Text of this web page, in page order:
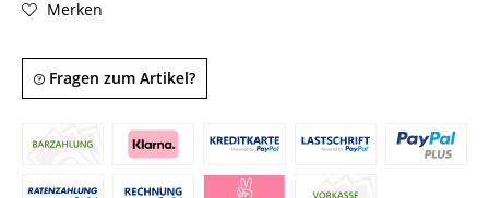
Merken
Fragen zum Artikel?